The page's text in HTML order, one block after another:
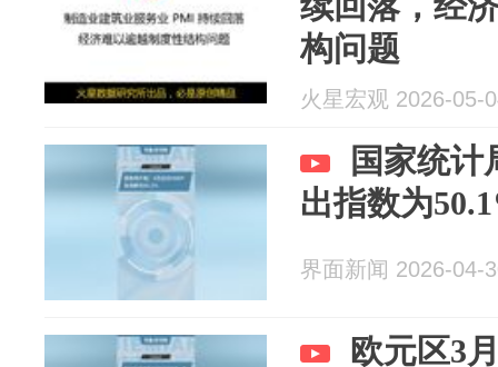
构问题
火星宏观 2026-05-
国家统计
出指数为
界面新闻 2026-04-
欧元区3